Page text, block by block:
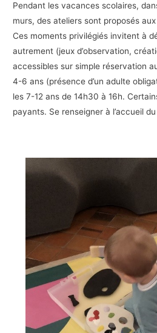
Pendant les vacances scolaires,
murs, des ateliers sont proposés
Ces moments privilégiés invitent à
autrement (jeux d’observation,
accessibles sur simple réservation
4-6 ans (présence d’un adulte
les 7-12 ans de 14h30 à 16h.
payants. Se renseigner à l’accueil